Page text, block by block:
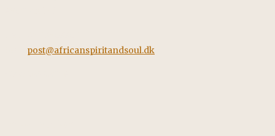
post@africanspiritandsoul.dk